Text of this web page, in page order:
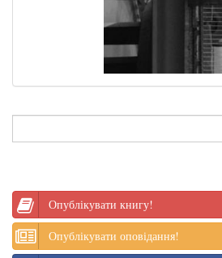
Опублікувати книгу!
Опублікувати оповідання!